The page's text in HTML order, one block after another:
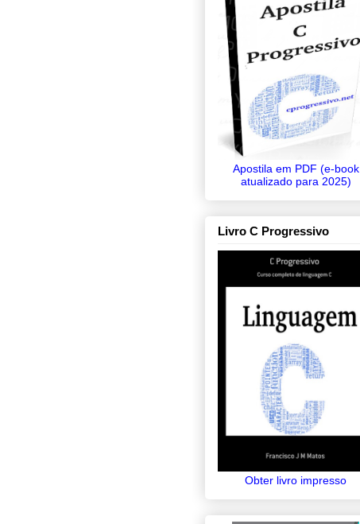
Apostila em PDF (e-book
atualizado para 2025)
Livro C Progressivo
Obter livro impresso